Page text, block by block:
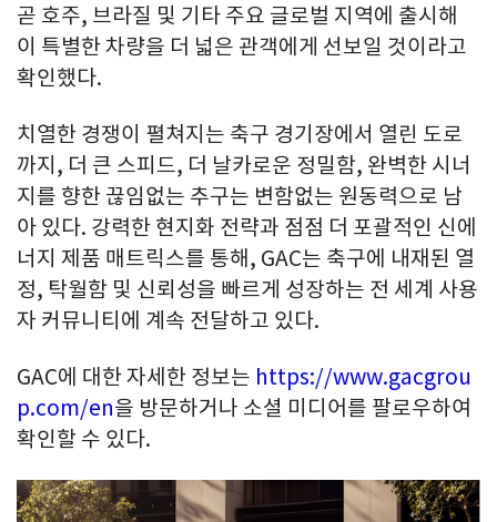
곧 호주, 브라질 및 기타 주요 글로벌 지역에 출시해
이 특별한 차량을 더 넓은 관객에게 선보일 것이라고
확인했다.
치열한 경쟁이 펼쳐지는 축구 경기장에서 열린 도로
까지, 더 큰 스피드, 더 날카로운 정밀함, 완벽한 시너
지를 향한 끊임없는 추구는 변함없는 원동력으로 남
아 있다. 강력한 현지화 전략과 점점 더 포괄적인 신에
너지 제품 매트릭스를 통해, GAC는 축구에 내재된 열
정, 탁월함 및 신뢰성을 빠르게 성장하는 전 세계 사용
자 커뮤니티에 계속 전달하고 있다.
GAC에 대한 자세한 정보는 https://www.gacgrou
p.com/en을 방문하거나 소셜 미디어를 팔로우하여
확인할 수 있다.